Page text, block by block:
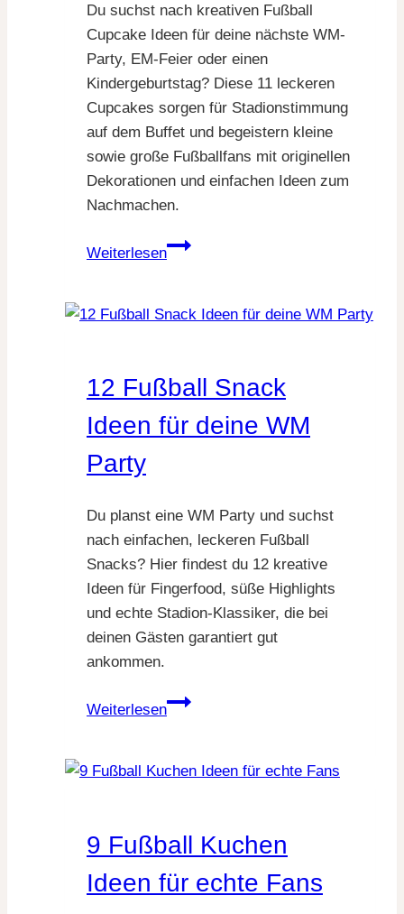
Du suchst nach kreativen Fußball
Cupcake Ideen für deine nächste WM-
Party, EM-Feier oder einen
Kindergeburtstag? Diese 11 leckeren
Cupcakes sorgen für Stadionstimmung
auf dem Buffet und begeistern kleine
sowie große Fußballfans mit originellen
Dekorationen und einfachen Ideen zum
Nachmachen.
Weiterlesen
11
Ideen
und
große
Fans
12 Fußball Snack
Ideen für deine WM
Party
Du planst eine WM Party und suchst
nach einfachen, leckeren Fußball
Snacks? Hier findest du 12 kreative
Ideen für Fingerfood, süße Highlights
und echte Stadion-Klassiker, die bei
deinen Gästen garantiert gut
ankommen.
Weiterlesen
12
Ideen
WM
Party
9 Fußball Kuchen
Ideen für echte Fans